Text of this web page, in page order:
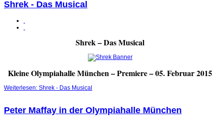
Shrek - Das Musical
Shrek – Das Musical
Kleine Olympiahalle München – Premiere – 05. Februar 2015
Weiterlesen: Shrek - Das Musical
Peter Maffay in der Olympiahalle München